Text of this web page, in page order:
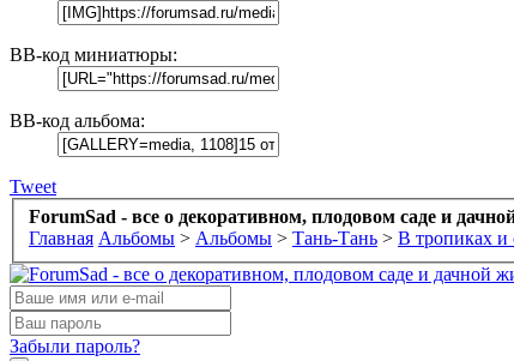
BB-код миниатюры:
BB-код альбома:
Tweet
ForumSad - все о декоративном, плодовом саде и
Главная Альбомы > Альбомы > Тань-Тань > В тропиках и
Забыли пароль?